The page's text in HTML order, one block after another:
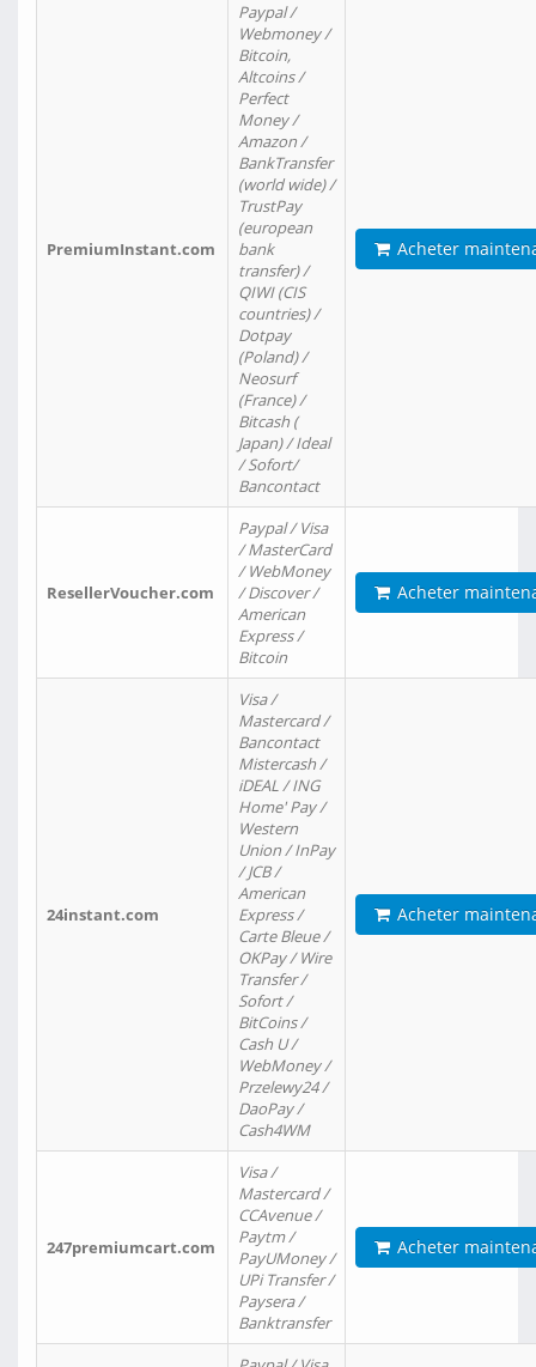
PremiumInstant.com
Paypal /
Webmoney /
Bitcoin,
Altcoins /
Perfect
Money /
Amazon /
BankTransfer
(world wide) /
TrustPay
(european
bank
transfer) /
QIWI (CIS
countries) /
Dotpay
(Poland) /
Neosurf
(France) /
Bitcash (
Japan) / Ideal
/ Sofort/
Bancontact
Acheter
ResellerVoucher.com
Paypal / Visa
/ MasterCard
/ WebMoney
/ Discover /
American
Express /
Bitcoin
Acheter
24instant.com
Visa /
Mastercard /
Bancontact
Mistercash /
iDEAL / ING
Home' Pay /
Western
Union / InPay
/ JCB /
American
Express /
Carte Bleue /
OKPay / Wire
Transfer /
Sofort /
BitCoins /
Cash U /
WebMoney /
Przelewy24 /
DaoPay /
Cash4WM
Acheter
247premiumcart.com
Visa /
Mastercard /
CCAvenue /
Paytm /
PayUMoney /
UPi Transfer /
Paysera /
Banktransfer
Acheter